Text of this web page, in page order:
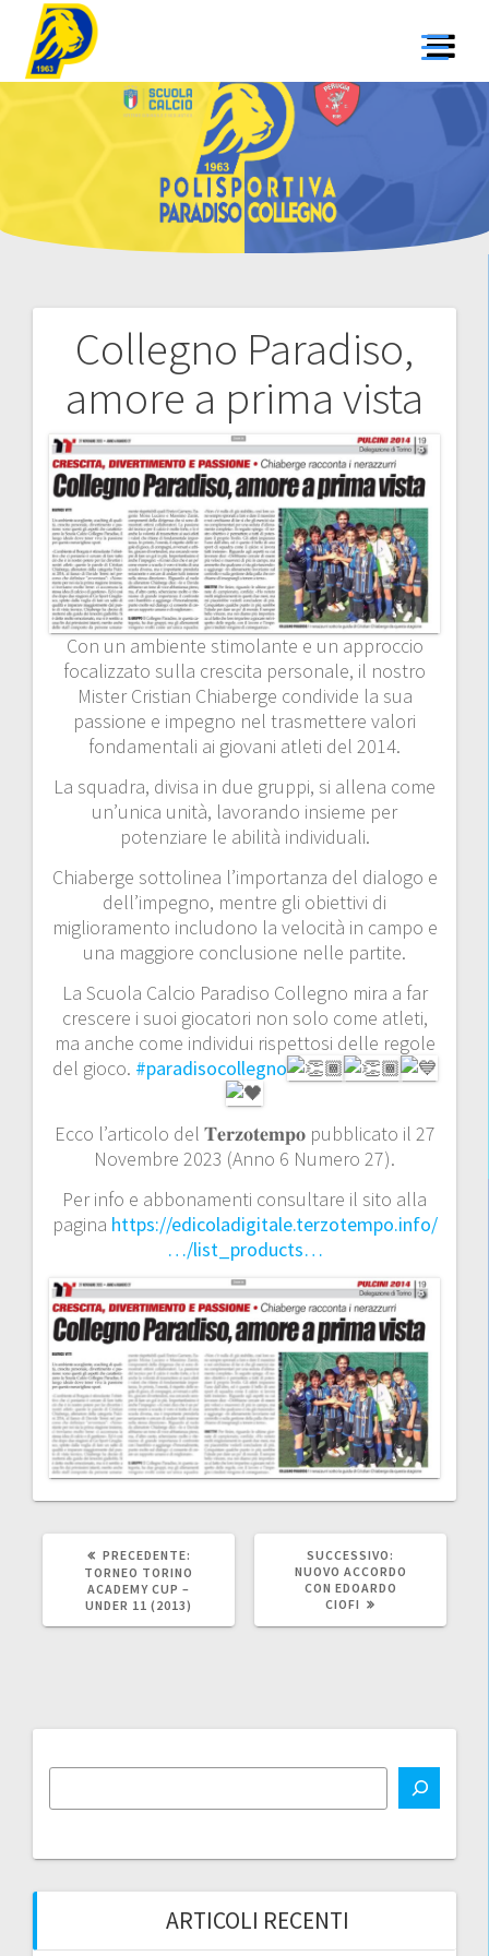
Collegno Paradiso,
amore a prima vista
Con un ambiente stimolante e un approccio
focalizzato sulla crescita personale, il nostro
Mister Cristian Chiaberge condivide la sua
passione e impegno nel trasmettere valori
fondamentali ai giovani atleti del 2014.
La squadra, divisa in due gruppi, si allena come
un’unica unità, lavorando insieme per
potenziare le abilità individuali.
Chiaberge sottolinea l’importanza del dialogo e
dell’impegno, mentre gli obiettivi di
miglioramento includono la velocità in campo e
una maggiore conclusione nelle partite.
La Scuola Calcio Paradiso Collegno mira a far
crescere i suoi giocatori non solo come atleti,
ma anche come individui rispettosi delle regole
del gioco. #paradisocollegno
Ecco l’articolo del 𝐓𝐞𝐫𝐳𝐨𝐭𝐞𝐦𝐩𝐨 pubblicato il 27
Novembre 2023 (Anno 6 Numero 27).
Per info e abbonamenti consultare il sito alla
pagina https://edicoladigitale.terzotempo.info/
…/list_products…
Navigazione
articoli
PRECEDENTE:
PRECEDENTE:
TORNEO TORINO
ACADEMY CUP –
UNDER 11 (2013)
SUCCESSIVO:
SUCCESSIVO:
NUOVO ACCORDO
CON EDOARDO
CIOFI
ARTICOLI RECENTI